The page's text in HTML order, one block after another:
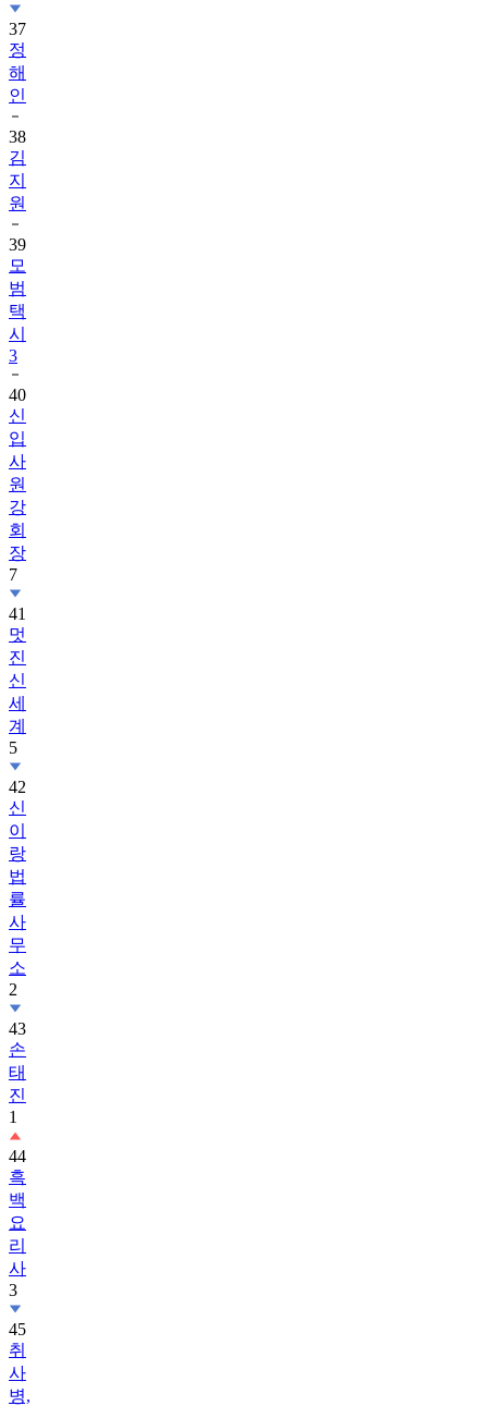
37
정
해
인
38
김
지
원
39
모
범
택
시
3
40
신
입
사
원
강
회
장
7
41
멋
진
신
세
계
5
42
신
이
랑
법
률
사
무
소
2
43
손
태
진
1
44
흑
백
요
리
사
3
45
취
사
병,